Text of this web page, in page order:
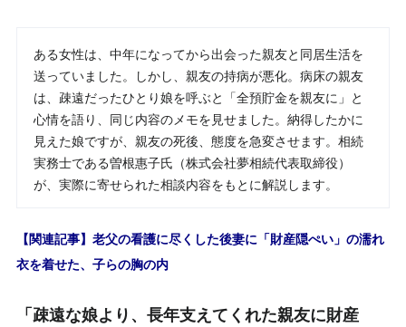
ある女性は、中年になってから出会った親友と同居生活を
送っていました。しかし、親友の持病が悪化。病床の親友
は、疎遠だったひとり娘を呼ぶと「全預貯金を親友に」と
心情を語り、同じ内容のメモを見せました。納得したかに
見えた娘ですが、親友の死後、態度を急変させます。相続
実務士である曽根惠子氏（株式会社夢相続代表取締役）
が、実際に寄せられた相談内容をもとに解説します。
【関連記事】老父の看護に尽くした後妻に「財産隠ぺい」の濡れ
衣を着せた、子らの胸の内
「疎遠な娘より、長年支えてくれた親友に財産